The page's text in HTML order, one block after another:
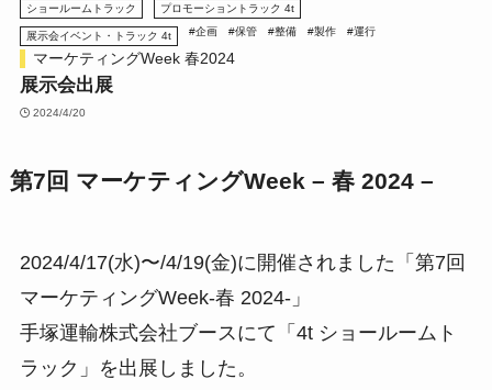
ショールームトラック プロモーショントラック 4t
展示会イベント・トラック 4t #企画 #保管 #整備 #製作 #運行
マーケティングWeek 春2024
展示会出展
2024/4/20
第7回 マーケティングWeek – 春 2024 –
2024/4/17(水)〜/4/19(金)に開催されました「第7回
マーケティングWeek-春 2024-」
手塚運輸株式会社ブースにて「4t ショールームト
ラック」を出展しました。